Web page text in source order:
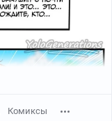
Комиксы